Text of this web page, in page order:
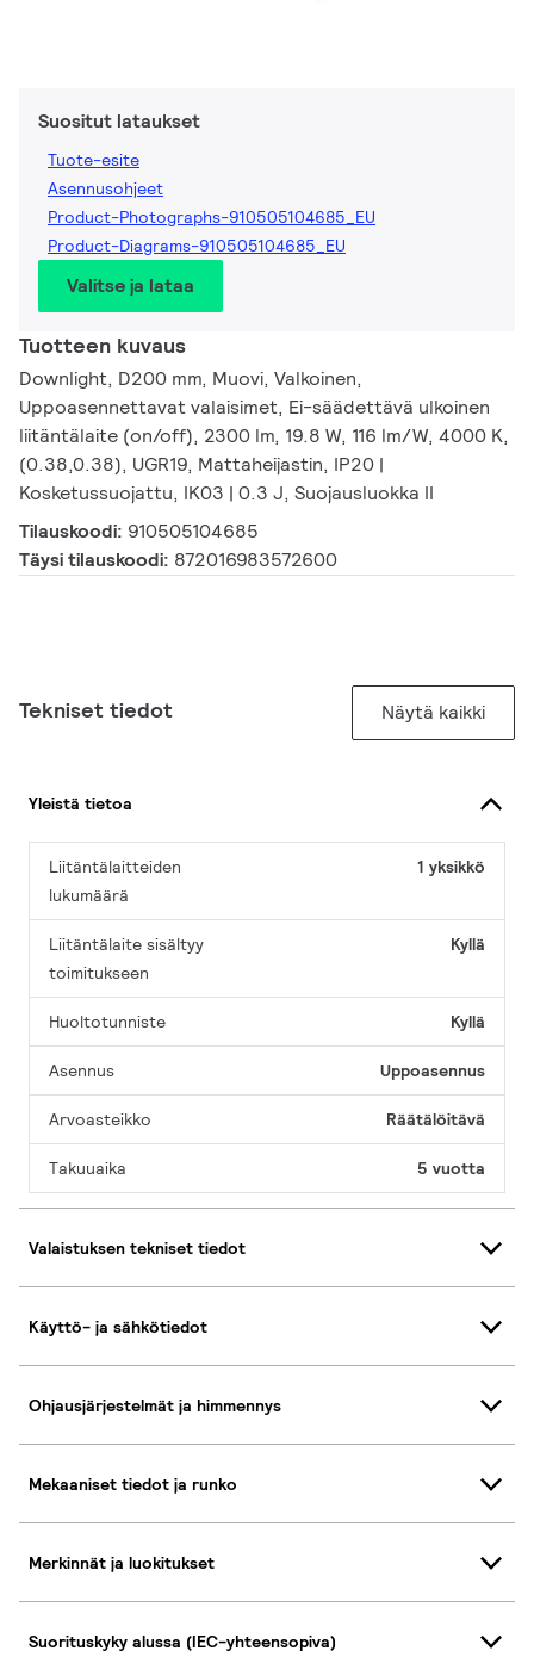
Suositut lataukset
Tuote-esite
Asennusohjeet
Product-Photographs-910505104685_EU
Product-Diagrams-910505104685_EU
Valitse ja lataa
Tuotteen kuvaus
Downlight, D200 mm, Muovi, Valkoinen,
Uppoasennettavat valaisimet, Ei-säädettävä ulkoinen
liitäntälaite (on/off), 2300 lm, 19.8 W, 116 lm/W, 4000 K,
(0.38,0.38), UGR19, Mattaheijastin, IP20 |
Kosketussuojattu, IK03 | 0.3 J, Suojausluokka II
Tilauskoodi: 910505104685
Täysi tilauskoodi: 872016983572600
Tekniset tiedot Näytä kaikki
Yleistä tietoa
Liitäntälaitteiden
lukumäärä
1 yksikkö
Liitäntälaite sisältyy
toimitukseen
Kyllä
Huoltotunniste Kyllä
Asennus Uppoasennus
Arvoasteikko Räätälöitävä
Takuuaika 5 vuotta
Valaistuksen tekniset tiedot
Käyttö- ja sähkötiedot
Ohjausjärjestelmät ja himmennys
Mekaaniset tiedot ja runko
Merkinnät ja luokitukset
Suorituskyky alussa (IEC-yhteensopiva)